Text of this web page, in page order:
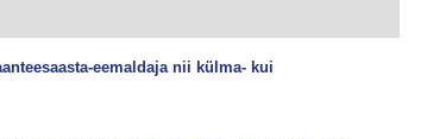
eemaldaja nii külma- kui